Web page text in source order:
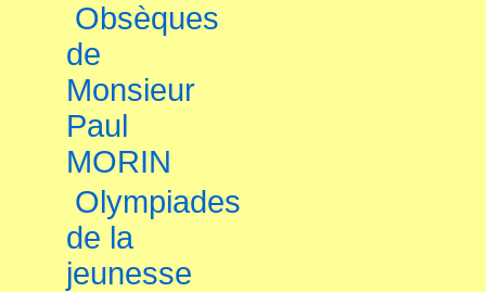
Obsèques
de
Monsieur
Paul
MORIN
Olympiades
de la
jeunesse